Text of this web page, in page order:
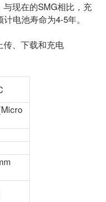
现在的SMG相比，充
电池寿命为4-5年。
、下载和充电